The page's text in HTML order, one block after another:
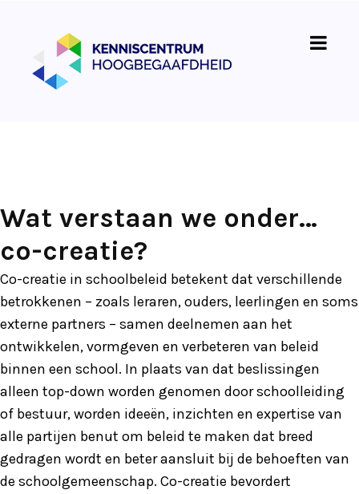
Wat verstaan we onder…
co-creatie?
Co-creatie in schoolbeleid betekent dat verschillende
betrokkenen – zoals leraren, ouders, leerlingen en soms
externe partners – samen deelnemen aan het
ontwikkelen, vormgeven en verbeteren van beleid
binnen een school. In plaats van dat beslissingen
alleen top-down worden genomen door schoolleiding
of bestuur, worden ideeën, inzichten en expertise van
alle partijen benut om beleid te maken dat breed
gedragen wordt en beter aansluit bij de behoeften van
de schoolgemeenschap. Co-creatie bevordert